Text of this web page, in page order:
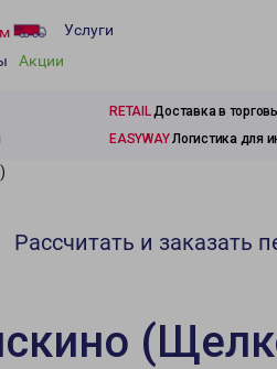
Услуги
Акции
RETAILДоставка в
EASYWAYЛогистика для
Рассчитать и заказать